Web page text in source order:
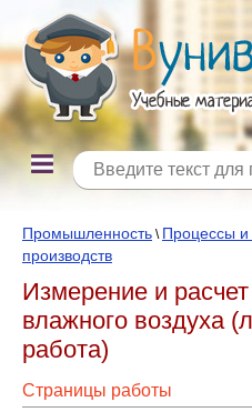
Промышленность \ Процессы
производств
Измерение и
влажного воздуха
работа)
Страницы работы